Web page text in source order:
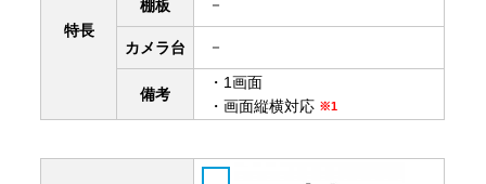
特長
棚板 －
カメラ台 －
備考
・1画面
・画面縦横対応 ※1